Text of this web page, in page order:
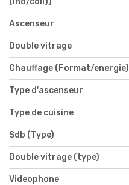
Ascenseur
Double vitrage
Chauffage (Format/energie)
Type d'ascenseur
Type de cuisine
Sdb (Type)
Double vitrage (type)
Videophone